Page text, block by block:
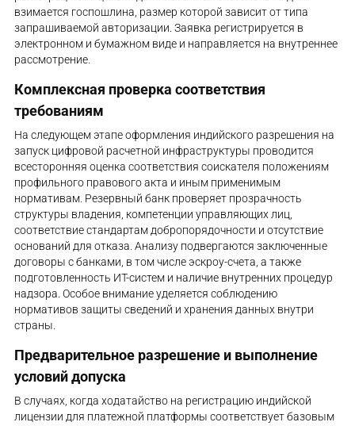
взимается госпошлина, размер которой зависит от типа
запрашиваемой авторизации. Заявка регистрируется в
электронном и бумажном виде и направляется на внутреннее
рассмотрение.
Комплексная проверка соответствия
требованиям
На следующем этапе оформления индийского разрешения на
запуск цифровой расчетной инфраструктуры проводится
всесторонняя оценка соответствия соискателя положениям
профильного правового акта и иным применимым
нормативам. Резервный банк проверяет прозрачность
структуры владения, компетенции управляющих лиц,
соответствие стандартам добропорядочности и отсутствие
оснований для отказа. Анализу подвергаются заключенные
договоры с банками, в том числе эскроу-счета, а также
подготовленность ИТ-систем и наличие внутренних процедур
надзора. Особое внимание уделяется соблюдению
нормативов защиты сведений и хранения данных внутри
страны.
Предварительное разрешение и выполнение
условий допуска
В случаях, когда ходатайство на регистрацию индийской
лицензии для платежной платформы соответствует базовым